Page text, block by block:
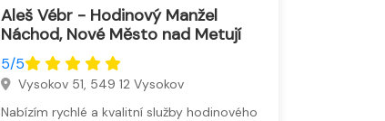
Aleš Vébr - Hodinový Manžel
Náchod, Nové Město nad Metují
5/5
Vysokov 51, 549 12 Vysokov
Nabízím rychlé a kvalitní služby hodinového